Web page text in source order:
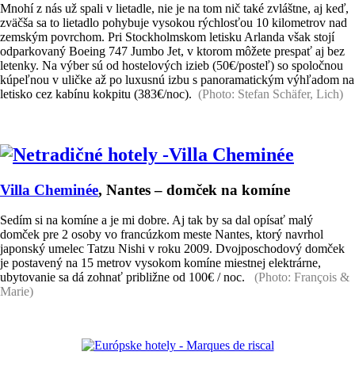
Mnohí z nás už spali v lietadle, nie je na tom nič také zvláštne, aj keď,
zväčša sa to lietadlo pohybuje vysokou rýchlosťou 10 kilometrov nad
zemským povrchom. Pri Stockholmskom letisku Arlanda však stojí
odparkovaný Boeing 747 Jumbo Jet, v ktorom môžete prespať aj bez
letenky. Na výber sú od hostelových izieb (50€/posteľ) so spoločnou
kúpeľnou v uličke až po luxusnú izbu s panoramatickým výhľadom na
letisko cez kabínu kokpitu (383€/noc). (Photo: Stefan Schäfer, Lich)
Villa Cheminée, Nantes – domček na komíne
Sedím si na komíne a je mi dobre. Aj tak by sa dal opísať malý
domček pre 2 osoby vo francúzkom meste Nantes, ktorý navrhol
japonský umelec Tatzu Nishi v roku 2009. Dvojposchodový domček
je postavený na 15 metrov vysokom komíne miestnej elektrárne,
ubytovanie sa dá zohnať približne od 100€ / noc. (Photo: François &
Marie)